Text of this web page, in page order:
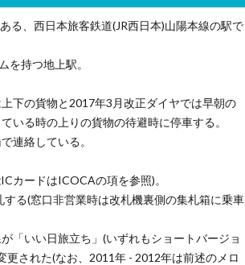
る、西日本旅客鉄道(JR西日本)山陽本線の駅で
を持つ地上駅。
下の貨物と2017年3月改正ダイヤでは早朝の
いる時の上りの貨物の待避時に停車する。
連絡している。
カードはICOCAの項を参照)。
る(窓口非営業時は改札機裏側の集札箱に乗車
「いい日旅立ち」(いずれもショートバージョ
された(なお、2011年 - 2012年は前述のメロ